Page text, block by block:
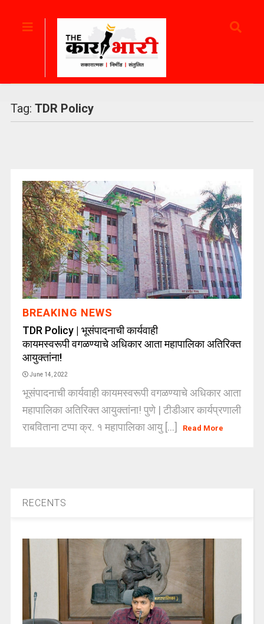
Tag: TDR Policy
BREAKING NEWS
TDR Policy | भूसंपादनाची कार्यवाही
कायमस्वरूपी वगळण्याचे अधिकार आता महापालिका अतिरिक्त
आयुक्तांना!
June 14, 2022
भूसंपादनाची कार्यवाही कायमस्वरूपी वगळण्याचे अधिकार आता
महापालिका अतिरिक्त आयुक्तांना! पुणे | टीडीआर कार्यप्रणाली
राबविताना टप्पा क्र. १ महापालिका आयु [...]
Read More
RECENTS